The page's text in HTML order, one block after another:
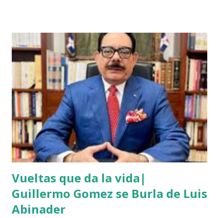
dinero, por lo que este a su vez se mantuvo esperando el
momento oportuno para cometer el hecho y asaltarlo,
según versiones el haitiano era adicto a las drogas y por
eso le pidió el dinero prestado. Las versiones de los
comunitarios indican que el asesino tenía su ropa empapada
de sangre y que éste se bañó y de dejó las ropas
ensangrentada tirada en el lugar donde vivía, luego empredi
ó la huida. Éste es solo uno de múltiples asesinatos
cometidos por haiti...
Vueltas que da la vida|
Guillermo Gomez se Burla de Luis
Abinader